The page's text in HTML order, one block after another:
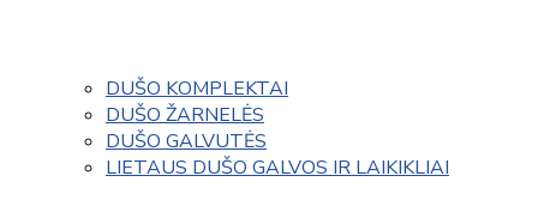
DUŠO KOMPLEKTAI
DUŠO ŽARNELĖS
DUŠO GALVUTĖS
LIETAUS DUŠO GALVOS IR LAIKIKLIAI